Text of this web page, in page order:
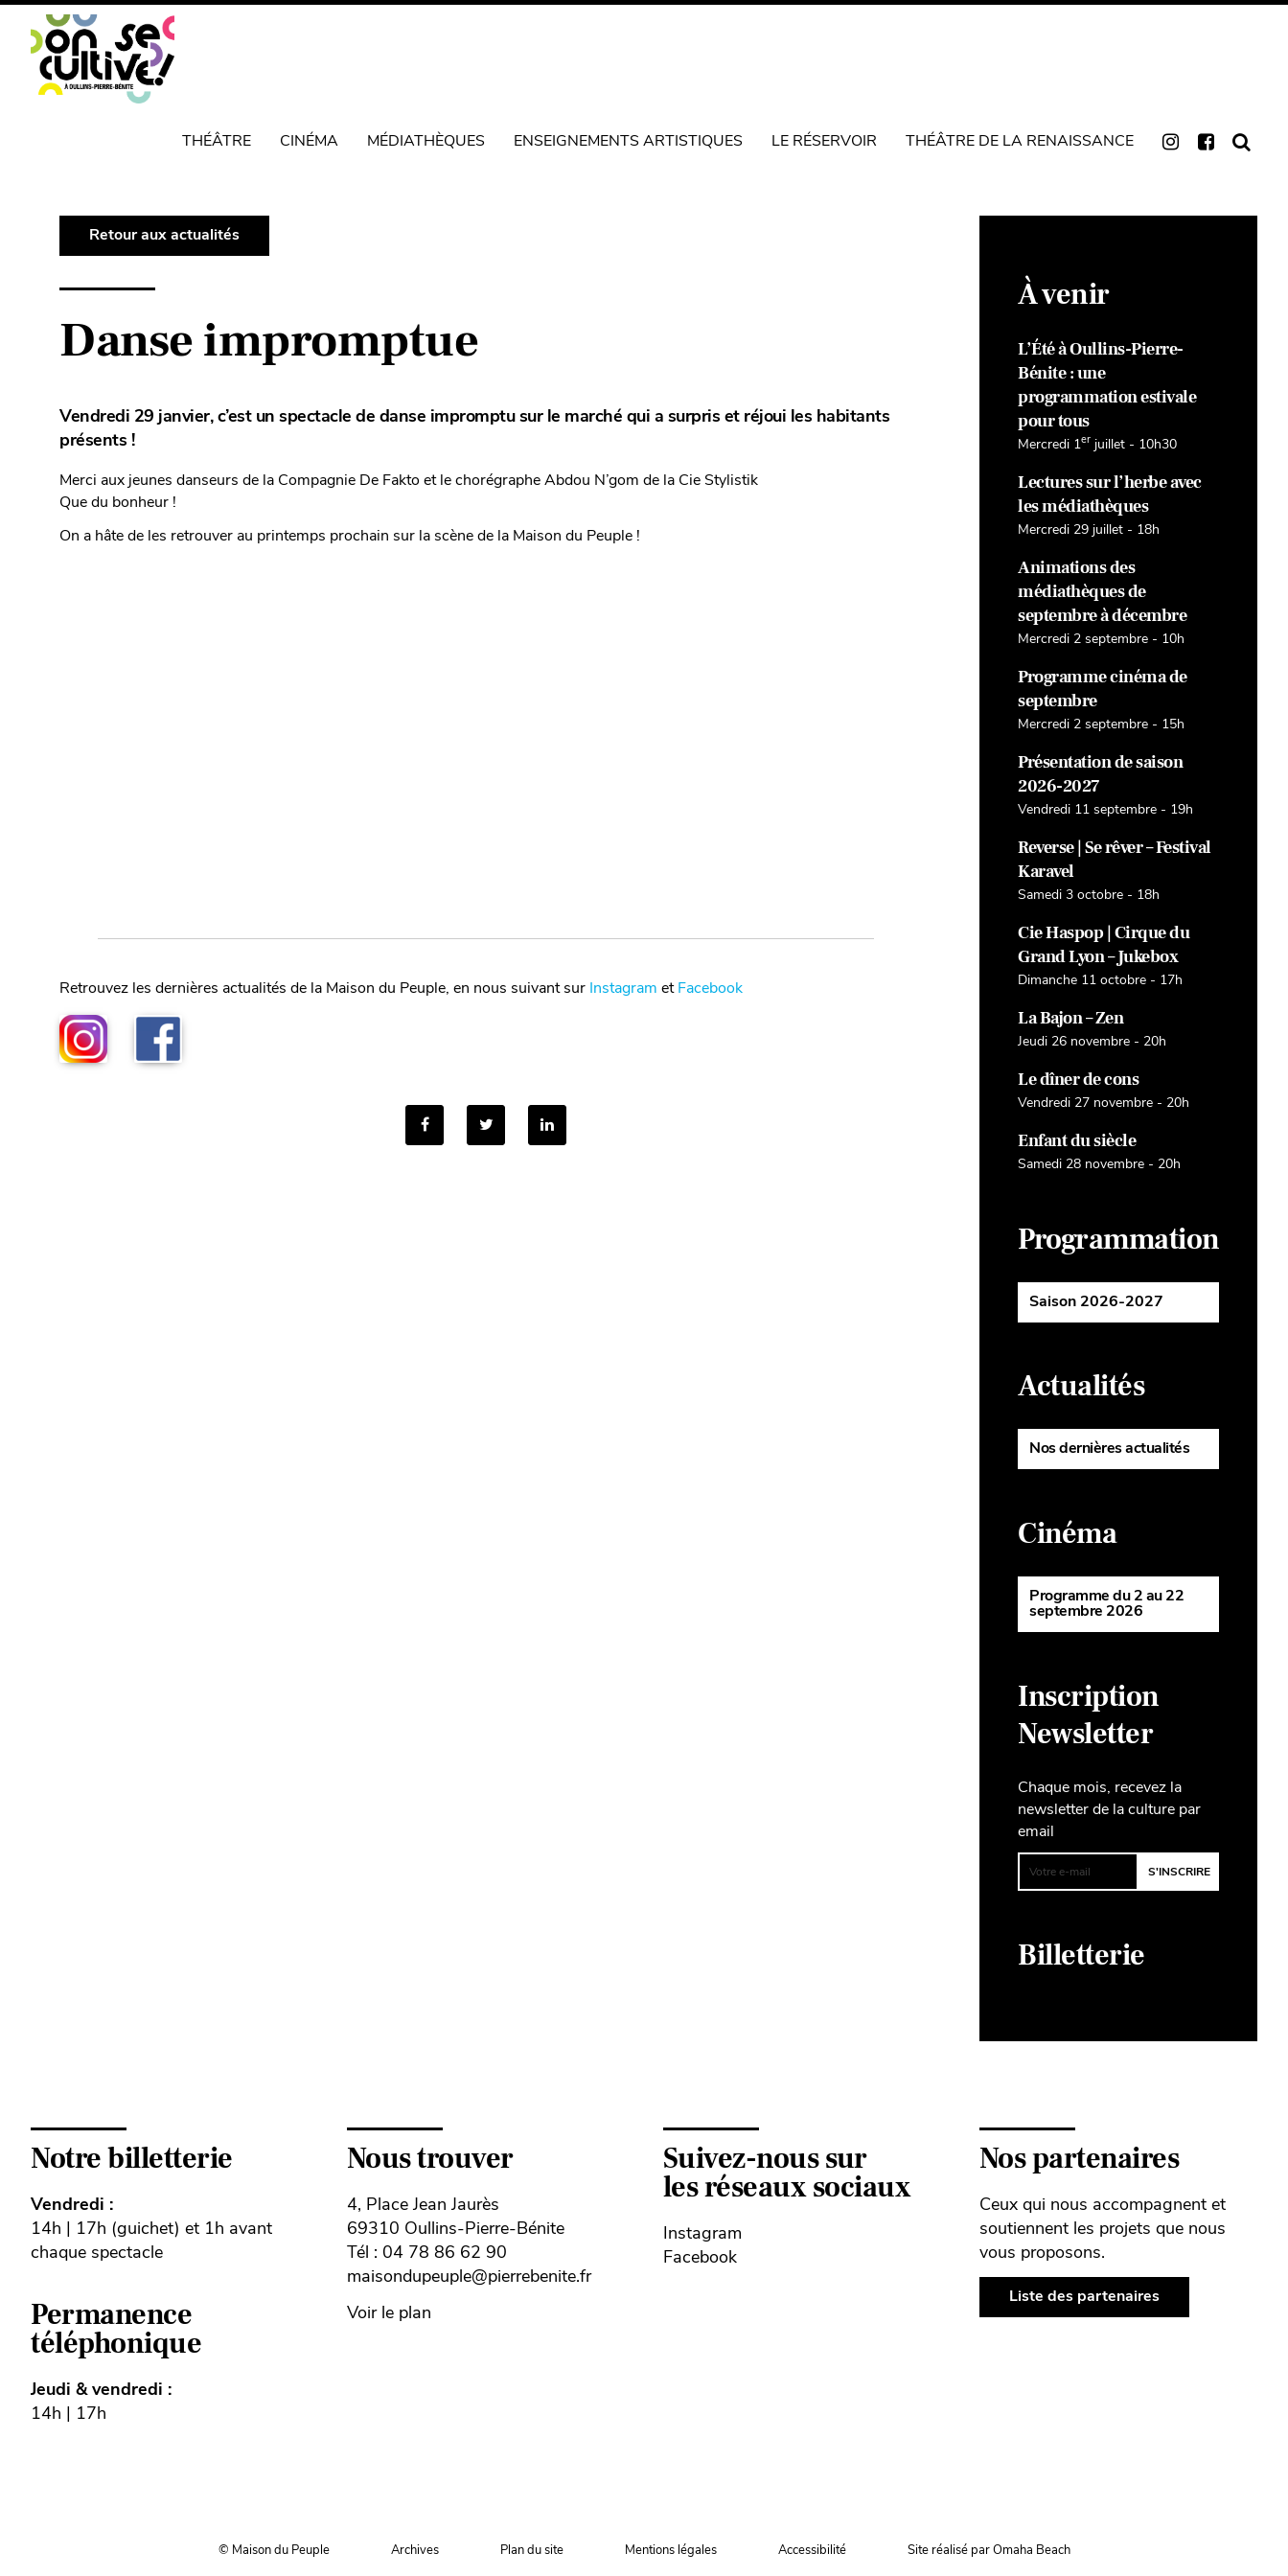
THÉÂTRE CINÉMA MÉDIATHÈQUES ENSEIGNEMENTS ARTISTIQUES LE RÉSERVOIR THÉÂTRE DE LA RENAISSANCE
Retour aux actualités
Danse impromptue
Vendredi 29 janvier, c’est un spectacle de danse impromptu sur le marché qui a surpris et réjoui les habitants
présents !
Merci aux jeunes danseurs de la Compagnie De Fakto et le chorégraphe Abdou N’gom de la Cie Stylistik
Que du bonheur !
On a hâte de les retrouver au printemps prochain sur la scène de la Maison du Peuple !
Retrouvez les dernières actualités de la Maison du Peuple, en nous suivant sur Instagram etFacebook
À venir
L’Été à Oullins-Pierre-
Bénite : une
programmation estivale
pour tous
Mercredi 1er juillet - 10h30
Lectures sur l’herbe avec
les médiathèques
Mercredi 29 juillet - 18h
Animations des
médiathèques de
septembre à décembre
Mercredi 2 septembre - 10h
Programme cinéma de
septembre
Mercredi 2 septembre - 15h
Présentation de saison
2026-2027
Vendredi 11 septembre - 19h
Reverse | Se rêver – Festival
Karavel
Samedi 3 octobre - 18h
Cie Haspop | Cirque du
Grand Lyon – Jukebox
Dimanche 11 octobre - 17h
La Bajon – Zen
Jeudi 26 novembre - 20h
Le dîner de cons
Vendredi 27 novembre - 20h
Enfant du siècle
Samedi 28 novembre - 20h
Programmation
Saison 2026-2027
Actualités
Nos dernières actualités
Cinéma
Programme du 2 au 22
septembre 2026
Inscription
Newsletter
Chaque mois, recevez la
newsletter de la culture par
email
Billetterie
Notre billetterie
Vendredi :
14h | 17h (guichet) et 1h avant
chaque spectacle
Permanence
téléphonique
Jeudi & vendredi :
14h | 17h
Nous trouver
4, Place Jean Jaurès
69310 Oullins-Pierre-Bénite
Tél : 04 78 86 62 90
maisondupeuple@pierrebenite.fr
Voir le plan
Suivez-nous sur
les réseaux sociaux
Instagram
Facebook
Nos partenaires
Ceux qui nous accompagnent et
soutiennent les projets que nous
vous proposons.
Liste des partenaires
© Maison du Peuple Archives Plan du site Mentions légales Accessibilité Site réalisé par Omaha Beach